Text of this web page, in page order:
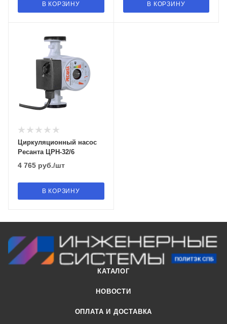
В КОРЗИНУ В КОРЗИНУ
Циркуляционный насос
Ресанта ЦРН-32/6
4 765 руб./шт
В КОРЗИНУ
КАТАЛОГ
НОВОСТИ
ОПЛАТА И ДОСТАВКА